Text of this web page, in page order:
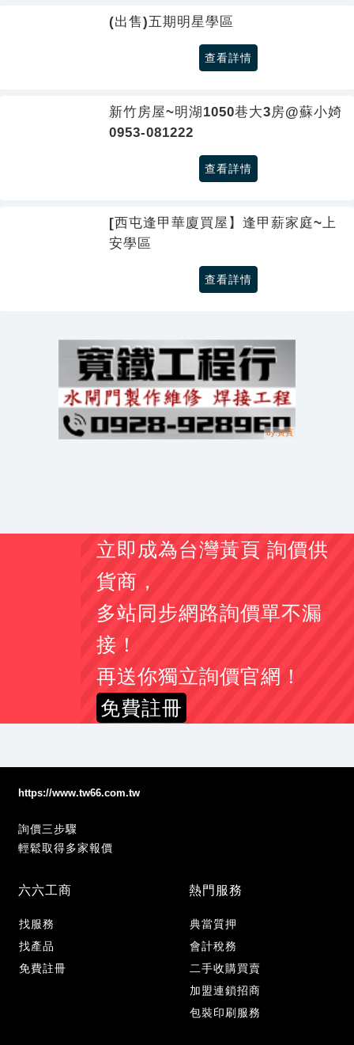
(出售)五期明星學區
查看詳情
新竹房屋~明湖1050巷大3房@蘇小婍
0953-081222
查看詳情
[西屯逢甲華廈買屋】逢甲薪家庭~上
安學區
查看詳情
立即成為台灣黃頁 詢價供
貨商，
多站同步網路詢價單不漏
接！
再送你獨立詢價官網！
免費註冊
https://www.tw66.com.tw
詢價三步驟
輕鬆取得多家報價
六六工商
找服務
找產品
免費註冊
熱門服務
典當質押
會計稅務
二手收購買賣
加盟連鎖招商
包裝印刷服務